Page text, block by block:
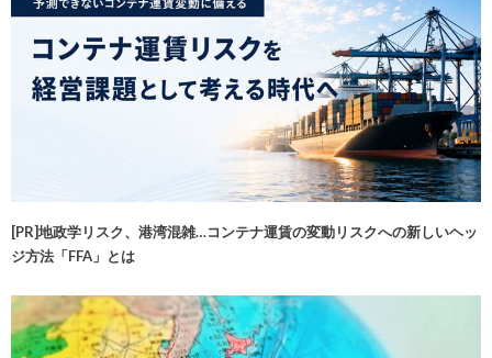
[PR]地政学リスク、港湾混雑…コンテナ運賃の変動リスクへの新しいヘッ
ジ方法「FFA」とは